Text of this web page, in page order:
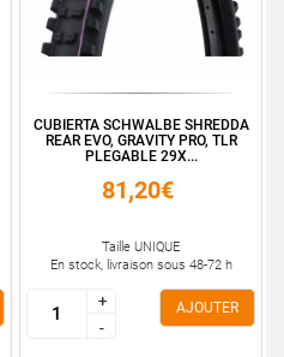
CUBIERTA SCHWALBE SHREDDA
REAR EVO, GRAVITY PRO, TLR
PLEGABLE 29X...
81,20€
Taille UNIQUE
En stock, livraison sous 48-72 h
+
-
+
-
AJOUTER